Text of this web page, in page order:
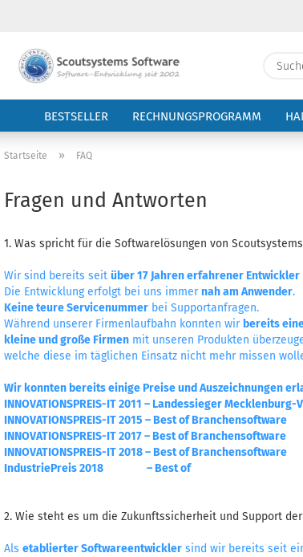
BESTSELLER RECHNUNGSPROGRAMM
Startseite » FAQ
Fragen und Antworten
1. Was spricht für die Softwarelösungen von
Wir sind bereits seit über 17 Jahren erfahrener Entwickler
Die Entwicklung erfolgt bei uns immernah am Anwender.
Keine teure Servicenummer bei Supportanfragen.
Während unserer Firmenlaufbahn konnten wir bereits
kleine und große Firmen mit unseren Produkten
welche diese im täglichen Einsatz nicht mehr missen
Wir konnten bereits einige Preise und Auszeichnungen
INNOVATIONSPREIS-IT 2011 – Landessieger
INNOVATIONSPREIS-IT 2015 – Best of Branchensoftware
INNOVATIONSPREIS-IT 2017 – Best of Branchensoftware
INNOVATIONSPREIS-IT 2018 – Best of Branchensoftware
IndustriePreis 2018 – Best of
2. Wie steht es um die Zukunftssicherheit und Support
Als etablierter Softwareentwickler sind wir bereits seit